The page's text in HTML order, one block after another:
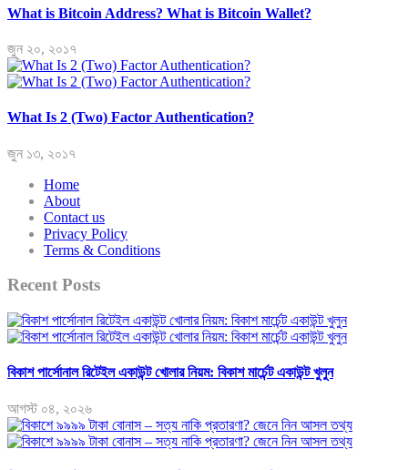
What is Bitcoin Address? What is Bitcoin Wallet?
জুন ২০, ২০১৭
What Is 2 (Two) Factor Authentication?
জুন ১৩, ২০১৭
Home
About
Contact us
Privacy Policy
Terms & Conditions
Recent Posts
বিকাশ পার্সোনাল রিটেইল একাউন্ট খোলার নিয়ম: বিকাশ মার্চেন্ট একাউন্ট খুলুন
আগস্ট ০৪, ২০২৬